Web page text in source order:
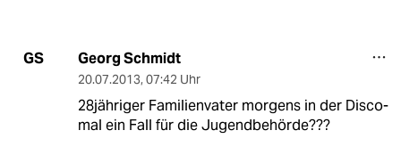
GS Georg Schmidt
20.07.2013, 07:42 Uhr
28jähriger Familienvater morgens in der Disco-
mal ein Fall für die Jugendbehörde???